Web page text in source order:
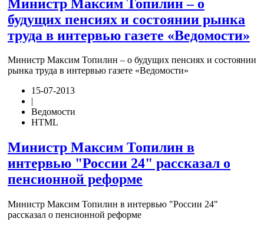
Министр Максим Топилин – о
будущих пенсиях и состоянии рынка
труда в интервью газете «Ведомости»
Министр Максим Топилин – о будущих пенсиях и состоянии
рынка труда в интервью газете «Ведомости»
15-07-2013
Ведомости
HTML
Министр Максим Топилин в
интервью "России 24" рассказал о
пенсионной реформе
Министр Максим Топилин в интервью "России 24"
рассказал о пенсионной реформе